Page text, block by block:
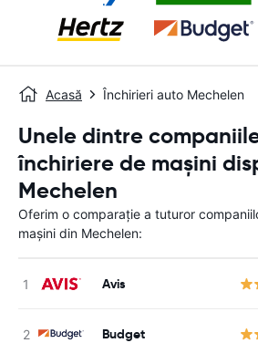
Acasă Închirieri auto Mechelen
Unele dintre
închiriere de mașini
Mechelen
Oferim o comparație a tuturor
mașini din Mechelen:
Avis
Budget